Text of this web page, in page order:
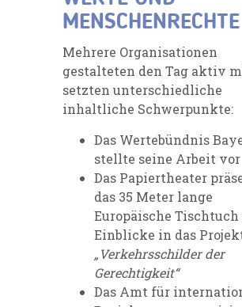
MENSCHENRECHTE
Mehrere Organisationen
gestalteten den Tag aktiv
setzten unterschiedliche
inhaltliche Schwerpunkte:
Das Wertebündnis
stellte seine Arbeit vor
Das Papiertheater
das 35 Meter lange
Europäische Tischtuch
Einblicke in das
„Verkehrsschilder der
Gerechtigkeit“
Das Amt für